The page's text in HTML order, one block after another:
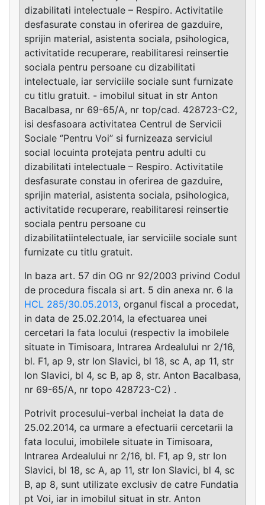
dizabilitati intelectuale – Respiro. Activitatile
desfasurate constau in oferirea de gazduire,
sprijin material, asistenta sociala, psihologica,
activitatide recuperare, reabilitaresi reinsertie
sociala pentru persoane cu dizabilitati
intelectuale, iar serviciile sociale sunt furnizate
cu titlu gratuit. - imobilul situat in str Anton
Bacalbasa, nr 69-65/A, nr top/cad. 428723-C2,
isi desfasoara activitatea Centrul de Servicii
Sociale ‘’Pentru Voi’’ si furnizeaza serviciul
social locuinta protejata pentru adulti cu
dizabilitati intelectuale – Respiro. Activitatile
desfasurate constau in oferirea de gazduire,
sprijin material, asistenta sociala, psihologica,
activitatide recuperare, reabilitaresi reinsertie
sociala pentru persoane cu
dizabilitatiintelectuale, iar serviciile sociale sunt
furnizate cu titlu gratuit.
In baza art. 57 din OG nr 92/2003 privind Codul
de procedura fiscala si art. 5 din anexa nr. 6 la
HCL 285/30.05.2013, organul fiscal a procedat,
in data de 25.02.2014, la efectuarea unei
cercetari la fata locului (respectiv la imobilele
situate in Timisoara, Intrarea Ardealului nr 2/16,
bl. F1, ap 9, str Ion Slavici, bl 18, sc A, ap 11, str
Ion Slavici, bl 4, sc B, ap 8, str. Anton Bacalbasa,
nr 69-65/A, nr topo 428723-C2) .
Potrivit procesului-verbal incheiat la data de
25.02.2014, ca urmare a efectuarii cercetarii la
fata locului, imobilele situate in Timisoara,
Intrarea Ardealului nr 2/16, bl. F1, ap 9, str Ion
Slavici, bl 18, sc A, ap 11, str Ion Slavici, bl 4, sc
B, ap 8, sunt utilizate exclusiv de catre Fundatia
pt Voi, iar in imobilul situat in str. Anton